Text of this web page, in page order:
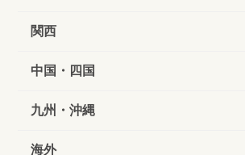
関西
中国・四国
九州・沖縄
海外